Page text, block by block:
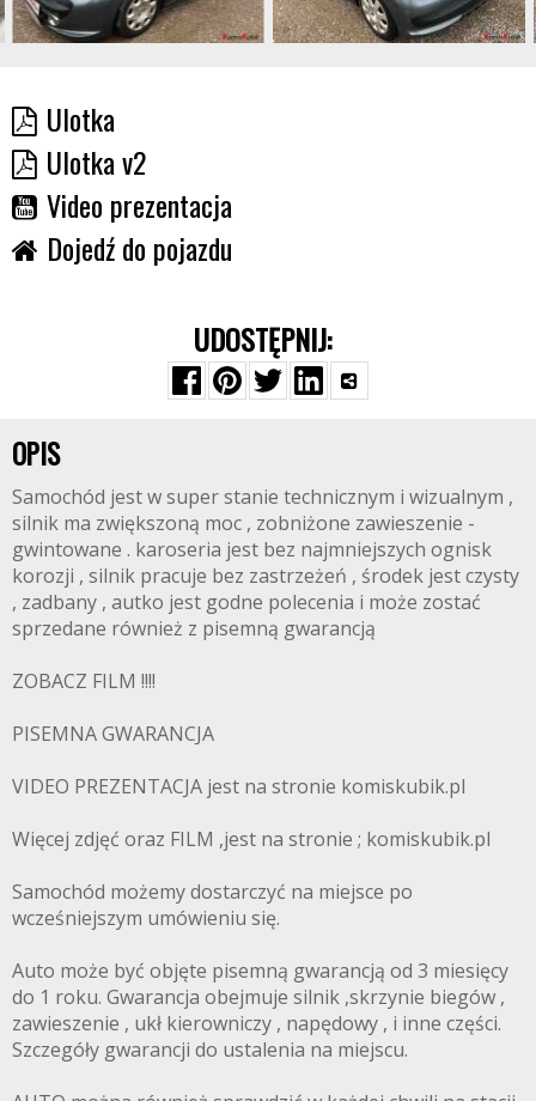
Ulotka
Ulotka v2
Video prezentacja
Dojedź do pojazdu
UDOSTĘPNIJ:
OPIS
Samochód jest w super stanie technicznym i wizualnym ,
silnik ma zwiększoną moc , zobniżone zawieszenie -
gwintowane . karoseria jest bez najmniejszych ognisk
korozji , silnik pracuje bez zastrzeżeń , środek jest czysty
, zadbany , autko jest godne polecenia i może zostać
sprzedane również z pisemną gwarancją
ZOBACZ FILM !!!!
PISEMNA GWARANCJA
VIDEO PREZENTACJA jest na stronie komiskubik.pl
Więcej zdjęć oraz FILM ,jest na stronie ; komiskubik.pl
Samochód możemy dostarczyć na miejsce po
wcześniejszym umówieniu się.
Auto może być objęte pisemną gwarancją od 3 miesięcy
do 1 roku. Gwarancja obejmuje silnik ,skrzynie biegów ,
zawieszenie , ukł kierowniczy , napędowy , i inne części.
Szczegóły gwarancji do ustalenia na miejscu.